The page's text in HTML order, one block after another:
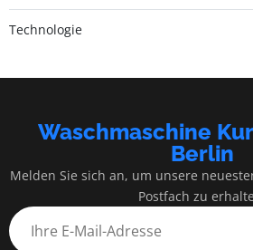
Technologie
Waschmaschine
Berlin
Melden Sie sich an, um unsere
Postfach zu